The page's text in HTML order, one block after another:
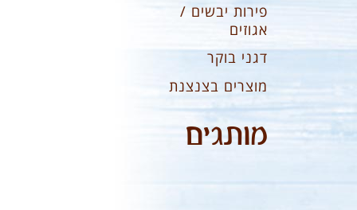
פירות יבשים /
אגוזים
דגני בוקר
מוצרים בצנצנת
מותגים